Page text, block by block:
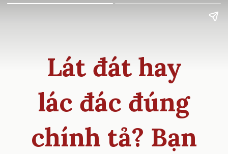
Lát đát hay
lác đác đúng
chính tả? Bạn